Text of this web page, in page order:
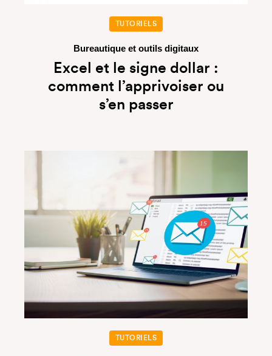
TUTORIELS
Bureautique et outils digitaux
Excel et le signe dollar :
comment l’apprivoiser ou
s’en passer
TUTORIELS